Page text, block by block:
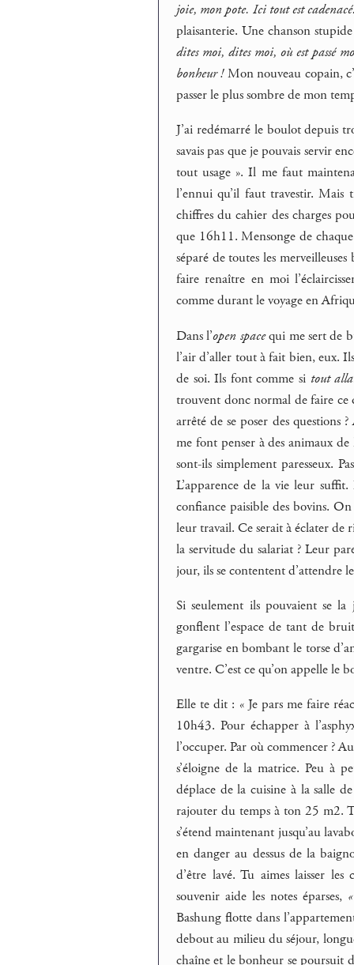
joie, mon pote. Ici tout est
plaisanterie. Une chanson
dites moi, dites moi, où est passé
bonheur !Mon nouveau copain,
passer le plus sombre de mon
J’ai redémarré le boulot depuis
savais pas que je pouvais servir
tout usage ». Il me faut
l’ennui qu’il faut travestir. Mais
chiffres du cahier des charges
que 16h11. Mensonge de
séparé de toutes les
faire renaître en moi
comme durant le voyage en
Dans l’open spacequi me sert de
l’air d’aller tout à fait bien, eux.
de soi. Ils font comme si tout
trouvent donc normal de faire ce
arrêté de se poser des questions
me font penser à des animaux
sont-ils simplement paresseux.
L’apparence de la vie leur
confiance paisible des bovins.
leur travail. Ce serait à éclater de
la servitude du salariat ? Leur
jour, ils se contentent d’attendre
Si seulement ils pouvaient se
gonflent l’espace de tant de
gargarise en bombant le torse
ventre. C’est ce qu’on appelle le
Elle te dit : « Je pars me faire
10h43. Pour échapper à
l’occuper. Par où commencer ?
s’éloigne de la matrice. Peu à
déplace de la cuisine à la salle
rajouter du temps à ton 25 m2.
s’étend maintenant jusqu’au
en danger au dessus de la
d’être lavé. Tu aimes laisser les
souvenir aide les notes éparses,
Bashung flotte dans
debout au milieu du séjour,
chaîne et le bonheur se poursuit